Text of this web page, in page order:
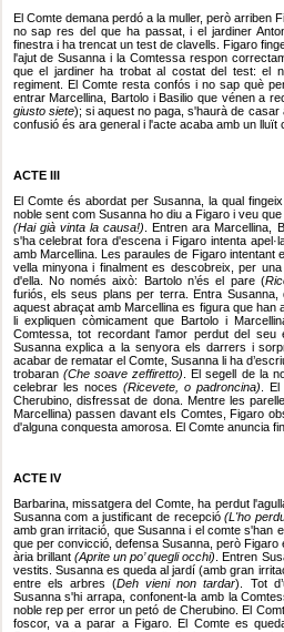
El Comte demana perdó a la muller, però arriben
no sap res del que ha passat, i el jardiner
finestra i ha trencat un test de clavells. Figaro
l'ajut de Susanna i la Comtessa respon
que el jardiner ha trobat al costat del test: el
regiment. El Comte resta confós i no sap què
entrar Marcellina, Bartolo i Basilio que vénen a
giusto siete); si aquest no paga, s'haurà de
confusió és ara general i l'acte acaba amb un lluït
ACTE III
El Comte és abordat per Susanna, la qual
noble sent com Susanna ho diu a Figaro i veu
(Hai già vinta la causa!) . Entren ara Marcellina,
s'ha celebrat fora d'escena i Figaro intenta
amb Marcellina. Les paraules de Figaro
vella minyona i finalment es descobreix, per
d'ella. No només això: Bartolo n’és el pare (
furiós, els seus plans per terra. Entra
aquest abraçat amb Marcellina es figura que han
li expliquen còmicament que Bartolo i
Comtessa, tot recordant l'amor perdut del seu
Susanna explica a la senyora els darrers i
acabar de rematar el Comte, Susanna li ha
trobaran (Che soave zeffiretto) . El segell de la
celebrar les noces (Ricevete, o padroncina)
.
Cherubino, disfressat de dona. Mentre les
Marcellina) passen davant eIs Comtes, Figaro
d'alguna conquesta amorosa. El Comte anuncia
ACTE IV
Barbarina, missatgera del Comte, ha perdut
Susanna com a justificant de recepció(L'ho
amb gran irritació, que Susanna i el comte s'han
que per convicció, defensa Susanna, però
ària brillant (Aprite un po’ quegli occhi) . Entren
vestits. Susanna es queda al jardí (amb gran
entre els arbres (Deh vieni non tardar). Tot
Susanna s'hi arrapa, confonent-la amb la
noble rep per error un petó de Cherubino. El
foscor, va a parar a Figaro. El Comte es